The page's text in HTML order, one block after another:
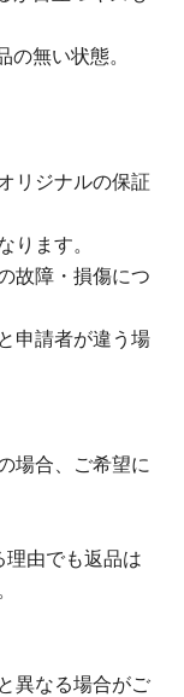
無い状態。
リジナルの保証
ります。
故障・損傷につ
申請者が違う場
場合、ご希望に
由でも返品は
異なる場合がご